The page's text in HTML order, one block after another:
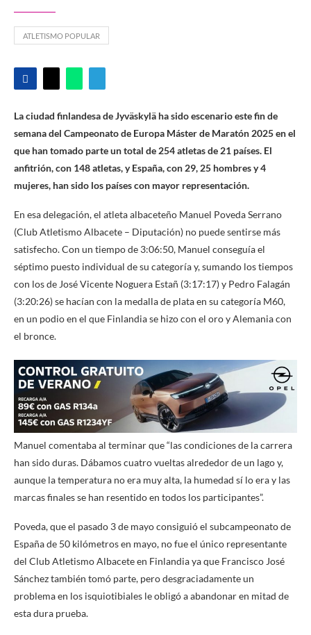
ATLETISMO POPULAR
La ciudad finlandesa de Jyväskylä ha sido escenario este fin de
semana del Campeonato de Europa Máster de Maratón 2025 en el
que han tomado parte un total de 254 atletas de 21 países. El
anfitrión, con 148 atletas, y España, con 29, 25 hombres y 4
mujeres, han sido los países con mayor representación.
En esa delegación, el atleta albaceteño Manuel Poveda Serrano
(Club Atletismo Albacete – Diputación) no puede sentirse más
satisfecho. Con un tiempo de 3:06:50, Manuel conseguía el
séptimo puesto individual de su categoría y, sumando los tiempos
con los de José Vicente Noguera Estañ (3:17:17) y Pedro Falagán
(3:20:26) se hacían con la medalla de plata en su categoría M60,
en un podio en el que Finlandia se hizo con el oro y Alemania con
el bronce.
Manuel comentaba al terminar que “las condiciones de la carrera
han sido duras. Dábamos cuatro vueltas alrededor de un lago y,
aunque la temperatura no era muy alta, la humedad sí lo era y las
marcas finales se han resentido en todos los participantes”.
Poveda, que el pasado 3 de mayo consiguió el subcampeonato de
España de 50 kilómetros en mayo, no fue el único representante
del Club Atletismo Albacete en Finlandia ya que Francisco José
Sánchez también tomó parte, pero desgraciadamente un
problema en los isquiotibiales le obligó a abandonar en mitad de
esta dura prueba.